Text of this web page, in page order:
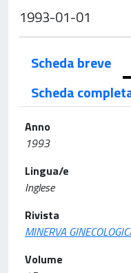
1993-01-01
Scheda breve
Scheda
Anno
1993
Lingua/e
Inglese
Rivista
MINERVA
Volume